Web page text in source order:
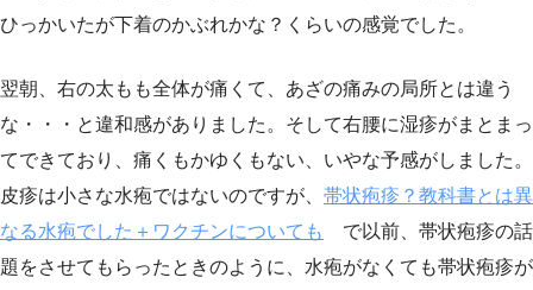
ひっかいたが下着のかぶれかな？くらいの感覚でした。
翌朝、右の太もも全体が痛くて、あざの痛みの局所とは違う
な・・・と違和感がありました。そして右腰に湿疹がまとまっ
てできており、痛くもかゆくもない、いやな予感がしました。
皮疹は小さな水疱ではないのですが、 帯状疱疹？教科書とは異
なる水疱でした＋ワクチンについても
で以前、帯状疱疹の話
題をさせてもらったときのように、水疱がなくても帯状疱疹が